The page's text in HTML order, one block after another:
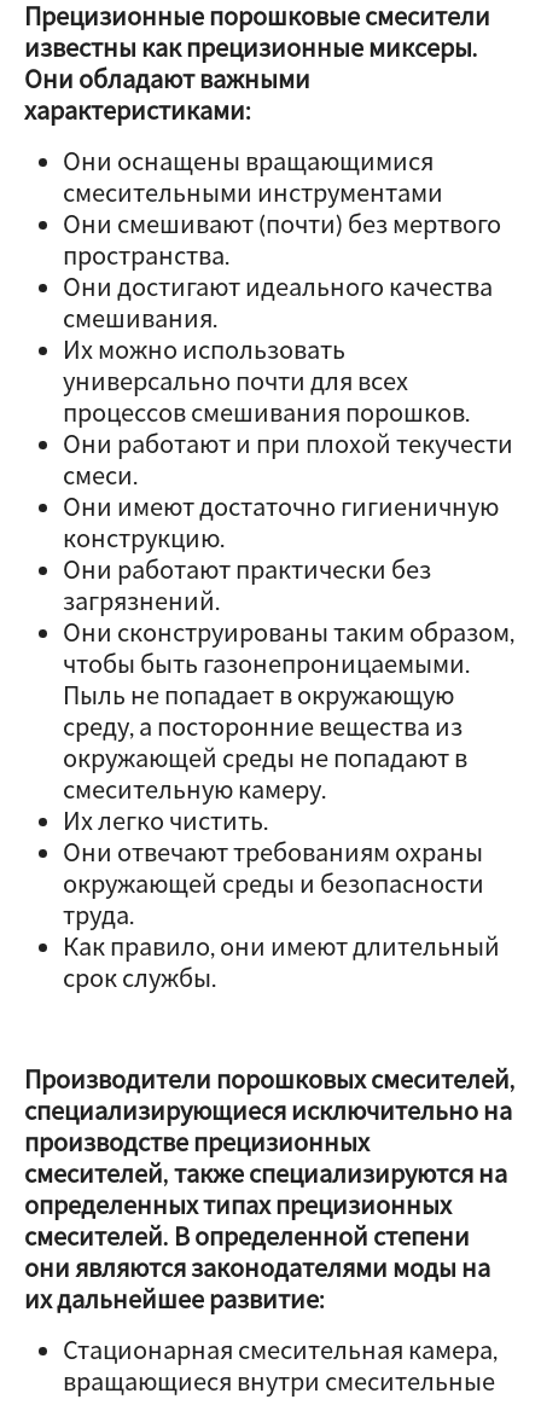
Прецизионные порошковые смесители
известны как прецизионные миксеры.
Они обладают важными
характеристиками:
Они оснащены вращающимися
смесительными инструментами
Они смешивают (почти) без мертвого
пространства.
Они достигают идеального качества
смешивания.
Их можно использовать
универсально почти для всех
процессов смешивания порошков.
Они работают и при плохой текучести
смеси.
Они имеют достаточно гигиеничную
конструкцию.
Они работают практически без
загрязнений.
Они сконструированы таким образом,
чтобы быть газонепроницаемыми.
Пыль не попадает в окружающую
среду, а посторонние вещества из
окружающей среды не попадают в
смесительную камеру.
Их легко чистить.
Они отвечают требованиям охраны
окружающей среды и безопасности
труда.
Как правило, они имеют длительный
срок службы.
Производители порошковых смесителей,
специализирующиеся исключительно на
производстве прецизионных
смесителей, также специализируются на
определенных типах прецизионных
смесителей. В определенной степени
они являются законодателями моды на
их дальнейшее развитие:
Стационарная смесительная камера,
вращающиеся внутри смесительные